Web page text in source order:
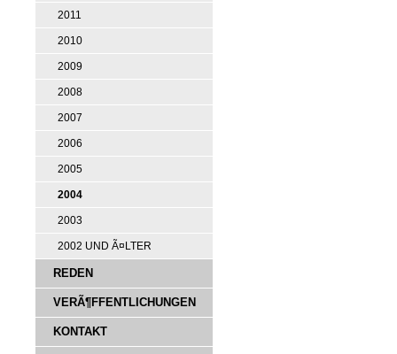
2011
2010
2009
2008
2007
2006
2005
2004
2003
2002 UND Ã¤LTER
REDEN
VERÃ¶FFENTLICHUNGEN
KONTAKT